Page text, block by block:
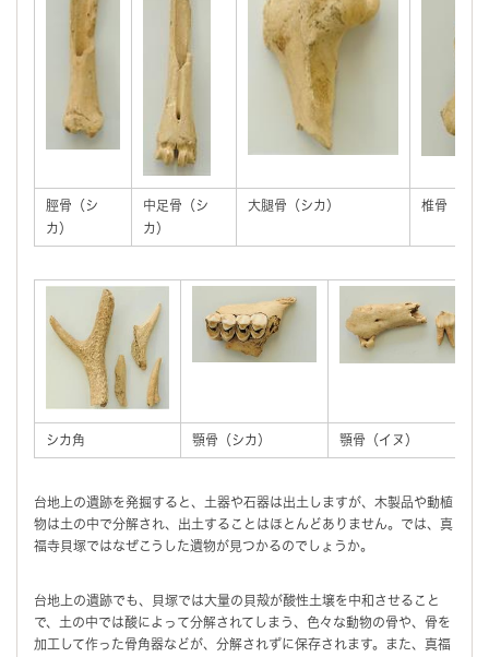
脛骨（シ
カ）
中足骨（シ
カ）
大腿骨（シカ） 椎骨（シカ
シカ角 顎骨（シカ） 顎骨（イヌ）
台地上の遺跡を発掘すると、土器や石器は出土しますが、木製品や動植
物は土の中で分解され、出土することはほとんどありません。では、真
福寺貝塚ではなぜこうした遺物が見つかるのでしょうか。
台地上の遺跡でも、貝塚では大量の貝殻が酸性土壌を中和させること
で、土の中では酸によって分解されてしまう、色々な動物の骨や、骨を
加工して作った骨角器などが、分解されずに保存されます。また、真福